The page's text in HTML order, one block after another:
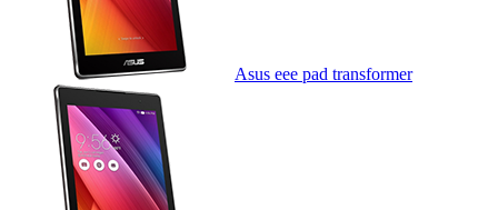
Asus eee pad transformer